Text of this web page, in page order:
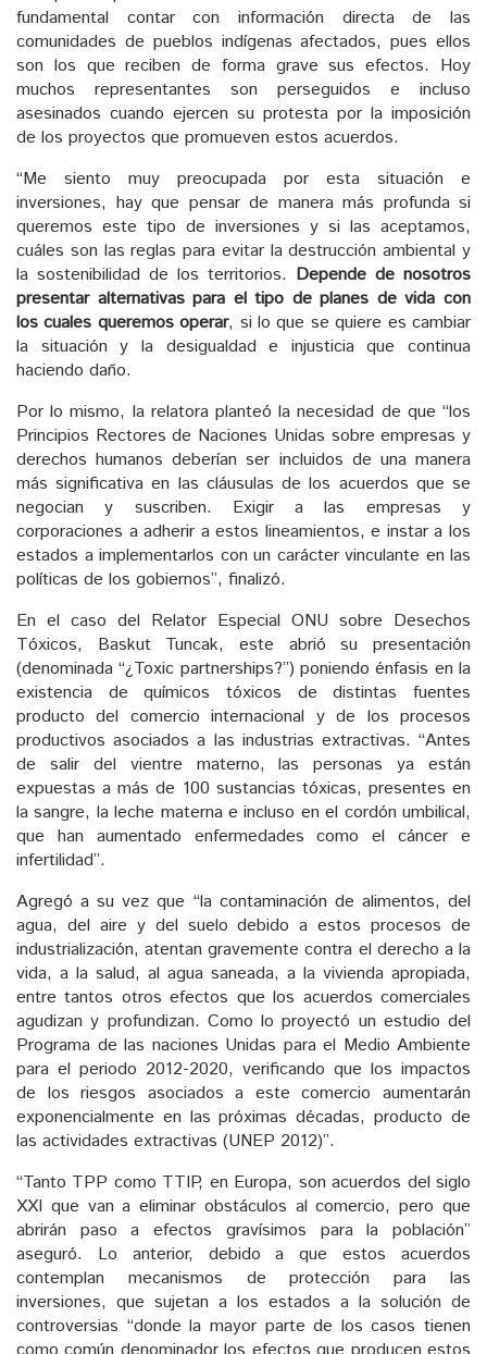
fundamental contar con información directa de las
comunidades de pueblos indígenas afectados, pues ellos
son los que reciben de forma grave sus efectos. Hoy
muchos representantes son perseguidos e incluso
asesinados cuando ejercen su protesta por la imposición
de los proyectos que promueven estos acuerdos.
“Me siento muy preocupada por esta situación e
inversiones, hay que pensar de manera más profunda si
queremos este tipo de inversiones y si las aceptamos,
cuáles son las reglas para evitar la destrucción ambiental y
la sostenibilidad de los territorios. Depende de nosotros
presentar alternativas para el tipo de planes de vida con
los cuales queremos operar, si lo que se quiere es cambiar
la situación y la desigualdad e injusticia que continua
haciendo daño.
Por lo mismo, la relatora planteó la necesidad de que “los
Principios Rectores de Naciones Unidas sobre empresas y
derechos humanos deberían ser incluidos de una manera
más significativa en las cláusulas de los acuerdos que se
negocian y suscriben. Exigir a las empresas y
corporaciones a adherir a estos lineamientos, e instar a los
estados a implementarlos con un carácter vinculante en las
políticas de los gobiernos”, finalizó.
En el caso del Relator Especial ONU sobre Desechos
Tóxicos, Baskut Tuncak, este abrió su presentación
(denominada “¿Toxic partnerships?”) poniendo énfasis en la
existencia de químicos tóxicos de distintas fuentes
producto del comercio internacional y de los procesos
productivos asociados a las industrias extractivas. “Antes
de salir del vientre materno, las personas ya están
expuestas a más de 100 sustancias tóxicas, presentes en
la sangre, la leche materna e incluso en el cordón umbilical,
que han aumentado enfermedades como el cáncer e
infertilidad”.
Agregó a su vez que “la contaminación de alimentos, del
agua, del aire y del suelo debido a estos procesos de
industrialización, atentan gravemente contra el derecho a la
vida, a la salud, al agua saneada, a la vivienda apropiada,
entre tantos otros efectos que los acuerdos comerciales
agudizan y profundizan. Como lo proyectó un estudio del
Programa de las naciones Unidas para el Medio Ambiente
para el periodo 2012-2020, verificando que los impactos
de los riesgos asociados a este comercio aumentarán
exponencialmente en las próximas décadas, producto de
las actividades extractivas (UNEP 2012)”.
“Tanto TPP como TTIP, en Europa, son acuerdos del siglo
XXI que van a eliminar obstáculos al comercio, pero que
abrirán paso a efectos gravísimos para la población”
aseguró. Lo anterior, debido a que estos acuerdos
contemplan mecanismos de protección para las
inversiones, que sujetan a los estados a la solución de
controversias “donde la mayor parte de los casos tienen